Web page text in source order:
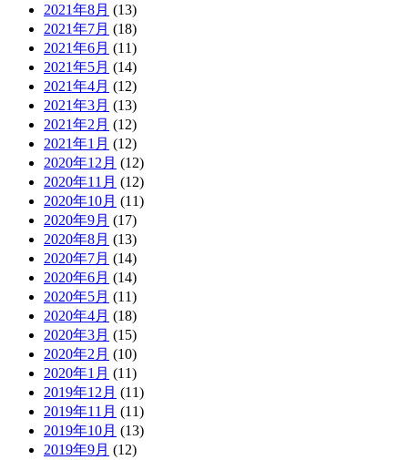
2021年8月 (13)
2021年7月 (18)
2021年6月 (11)
2021年5月 (14)
2021年4月 (12)
2021年3月 (13)
2021年2月 (12)
2021年1月 (12)
2020年12月 (12)
2020年11月 (12)
2020年10月 (11)
2020年9月 (17)
2020年8月 (13)
2020年7月 (14)
2020年6月 (14)
2020年5月 (11)
2020年4月 (18)
2020年3月 (15)
2020年2月 (10)
2020年1月 (11)
2019年12月 (11)
2019年11月 (11)
2019年10月 (13)
2019年9月 (12)